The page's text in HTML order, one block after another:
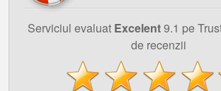
Serviciul evaluat Excelent9.1 pe
de recenzii